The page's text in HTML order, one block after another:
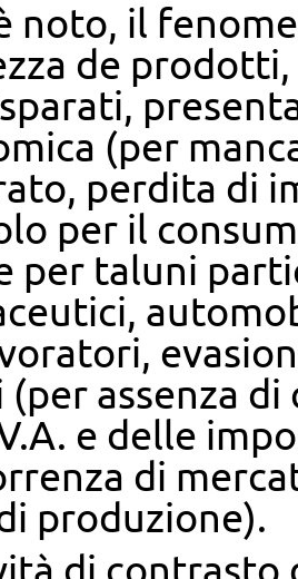
noto, il
de
(per
perdita di
per il
per taluni
(per assenza
e delle
di
produzione).
di contrasto